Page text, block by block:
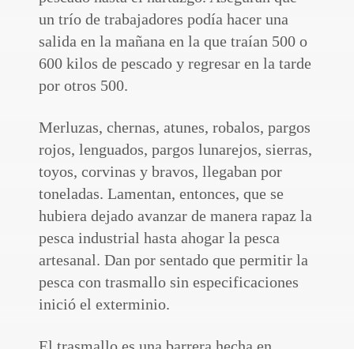
un trío de trabajadores podía hacer una
salida en la mañana en la que traían 500 o
600 kilos de pescado y regresar en la tarde
por otros 500.
Merluzas, chernas, atunes, robalos, pargos
rojos, lenguados, pargos lunarejos, sierras,
toyos, corvinas y bravos, llegaban por
toneladas. Lamentan, entonces, que se
hubiera dejado avanzar de manera rapaz la
pesca industrial hasta ahogar la pesca
artesanal. Dan por sentado que permitir la
pesca con trasmallo sin especificaciones
inició el exterminio.
El trasmallo es una barrera hecha en